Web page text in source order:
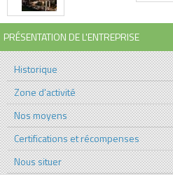
PRÉSENTATION DE L'ENTREPRISE
Historique
Zone d'activité
Nos moyens
Certifications et récompenses
Nous situer